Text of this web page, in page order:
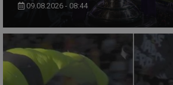
09.08.2026 - 08:44